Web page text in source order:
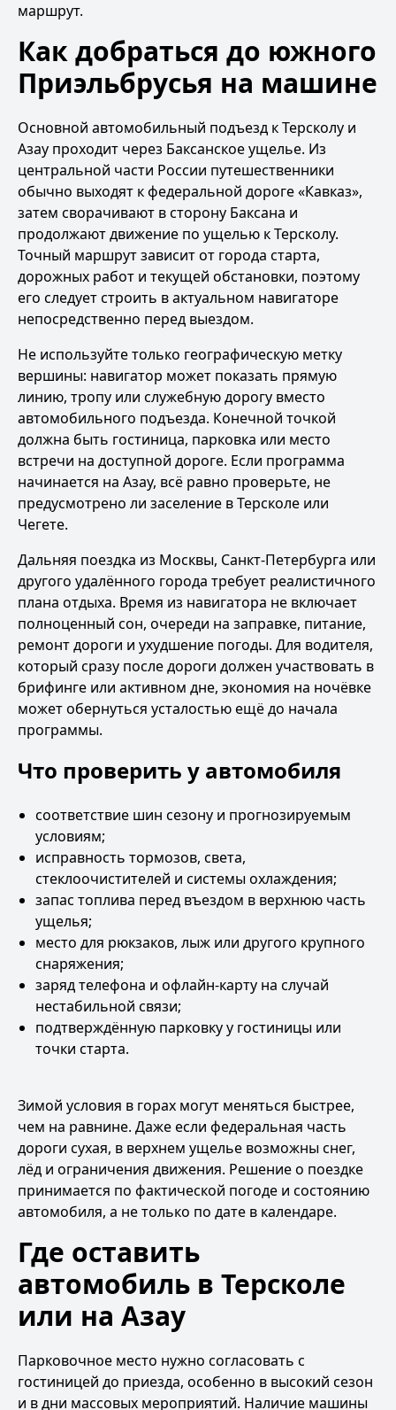
маршрут.
Как добраться до южного
Приэльбрусья на машине
Основной автомобильный подъезд к Терсколу и
Азау проходит через Баксанское ущелье. Из
центральной части России путешественники
обычно выходят к федеральной дороге «Кавказ»,
затем сворачивают в сторону Баксана и
продолжают движение по ущелью к Терсколу.
Точный маршрут зависит от города старта,
дорожных работ и текущей обстановки, поэтому
его следует строить в актуальном навигаторе
непосредственно перед выездом.
Не используйте только географическую метку
вершины: навигатор может показать прямую
линию, тропу или служебную дорогу вместо
автомобильного подъезда. Конечной точкой
должна быть гостиница, парковка или место
встречи на доступной дороге. Если программа
начинается на Азау, всё равно проверьте, не
предусмотрено ли заселение в Терсколе или
Чегете.
Дальняя поездка из Москвы, Санкт-Петербурга или
другого удалённого города требует реалистичного
плана отдыха. Время из навигатора не включает
полноценный сон, очереди на заправке, питание,
ремонт дороги и ухудшение погоды. Для водителя,
который сразу после дороги должен участвовать в
брифинге или активном дне, экономия на ночёвке
может обернуться усталостью ещё до начала
программы.
Что проверить у автомобиля
соответствие шин сезону и прогнозируемым
условиям;
исправность тормозов, света,
стеклоочистителей и системы охлаждения;
запас топлива перед въездом в верхнюю часть
ущелья;
место для рюкзаков, лыж или другого крупного
снаряжения;
заряд телефона и офлайн-карту на случай
нестабильной связи;
подтверждённую парковку у гостиницы или
точки старта.
Зимой условия в горах могут меняться быстрее,
чем на равнине. Даже если федеральная часть
дороги сухая, в верхнем ущелье возможны снег,
лёд и ограничения движения. Решение о поездке
принимается по фактической погоде и состоянию
автомобиля, а не только по дате в календаре.
Где оставить
автомобиль в Терсколе
или на Азау
Парковочное место нужно согласовать с
гостиницей до приезда, особенно в высокий сезон
и в дни массовых мероприятий. Наличие машины